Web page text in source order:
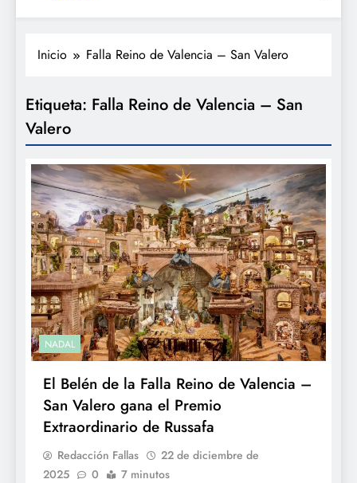
Inicio Falla Reino de Valencia – San Valero
Etiqueta: Falla Reino de Valencia – San
Valero
NADAL
El Belén de la Falla Reino de Valencia –
San Valero gana el Premio
Extraordinario de Russafa
Redacción Fallas
22 de diciembre de
2025
0 7 minutos